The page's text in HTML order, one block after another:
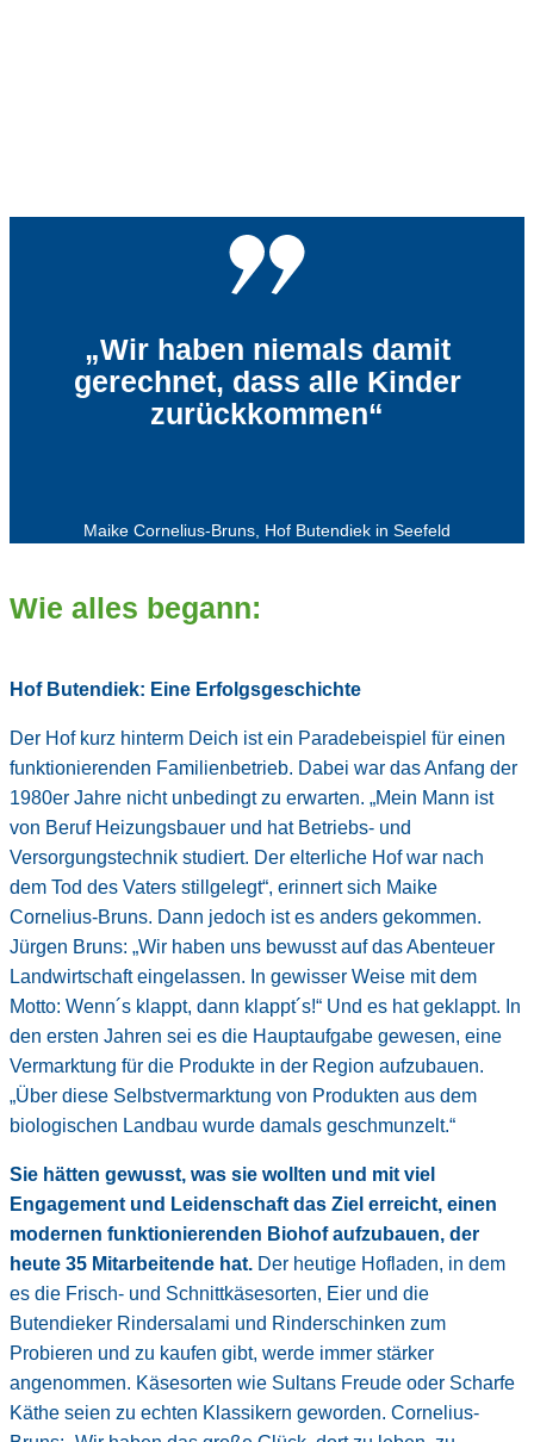
„Wir haben niemals damit
gerechnet, dass alle Kinder
zurückkommen“
Maike Cornelius-Bruns, Hof Butendiek in Seefeld
Wie alles begann:
Hof Butendiek: Eine Erfolgsgeschichte
Der Hof kurz hinterm Deich ist ein Paradebeispiel für einen
funktionierenden Familienbetrieb. Dabei war das Anfang der
1980er Jahre nicht unbedingt zu erwarten. „Mein Mann ist
von Beruf Heizungsbauer und hat Betriebs- und
Versorgungstechnik studiert. Der elterliche Hof war nach
dem Tod des Vaters stillgelegt“, erinnert sich Maike
Cornelius-Bruns. Dann jedoch ist es anders gekommen.
Jürgen Bruns: „Wir haben uns bewusst auf das Abenteuer
Landwirtschaft eingelassen. In gewisser Weise mit dem
Motto: Wenn´s klappt, dann klappt´s!“ Und es hat geklappt. In
den ersten Jahren sei es die Hauptaufgabe gewesen, eine
Vermarktung für die Produkte in der Region aufzubauen.
„Über diese Selbstvermarktung von Produkten aus dem
biologischen Landbau wurde damals geschmunzelt.“
Sie hätten gewusst, was sie wollten und mit viel
Engagement und Leidenschaft das Ziel erreicht, einen
modernen funktionierenden Biohof aufzubauen, der
heute 35 Mitarbeitende hat. Der heutige Hofladen, in dem
es die Frisch- und Schnittkäsesorten, Eier und die
Butendieker Rindersalami und Rinderschinken zum
Probieren und zu kaufen gibt, werde immer stärker
angenommen. Käsesorten wie Sultans Freude oder Scharfe
Käthe seien zu echten Klassikern geworden. Cornelius-